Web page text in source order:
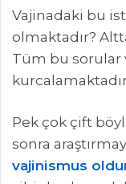
Vajinadaki bu
olmaktadır?
Tüm bu sorular
Pek çok çift
sonra
vajinismus